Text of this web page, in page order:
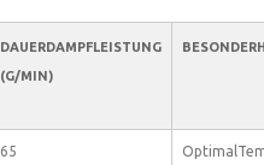
DAUERDAMPFLEISTUNG
(G/MIN)
65